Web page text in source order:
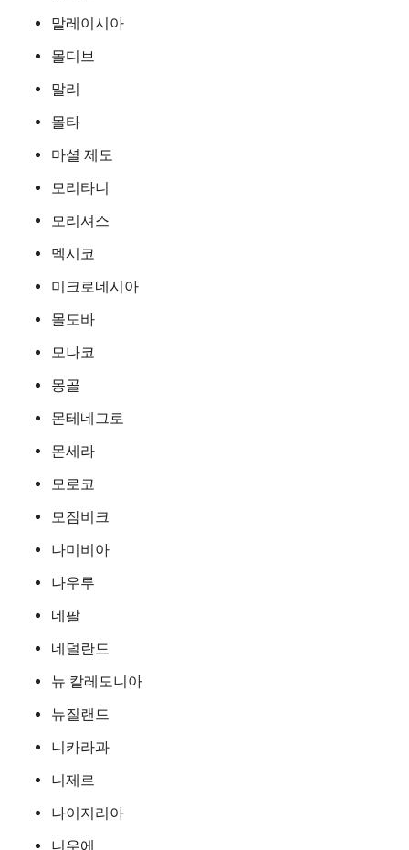
말레이시아
몰디브
말리
몰타
마셜 제도
모리타니
모리셔스
멕시코
미크로네시아
몰도바
모나코
몽골
몬테네그로
몬세라
모로코
모잠비크
나미비아
나우루
네팔
네덜란드
뉴 칼레도니아
뉴질랜드
니카라과
니제르
나이지리아
니우에